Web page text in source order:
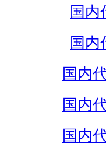
国内
国内
国内
国内
国内